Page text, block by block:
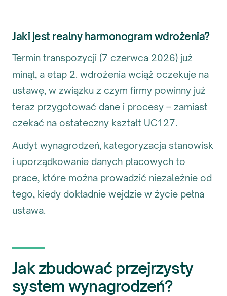
Jaki jest realny harmonogram wdrożenia?
Termin transpozycji (7 czerwca 2026) już
minął, a etap 2. wdrożenia wciąż oczekuje na
ustawę, w związku z czym firmy powinny już
teraz przygotować dane i procesy – zamiast
czekać na ostateczny kształt UC127.
Audyt wynagrodzeń, kategoryzacja stanowisk
i uporządkowanie danych płacowych to
prace, które można prowadzić niezależnie od
tego, kiedy dokładnie wejdzie w życie pełna
ustawa.
Jak zbudować przejrzysty
system wynagrodzeń?